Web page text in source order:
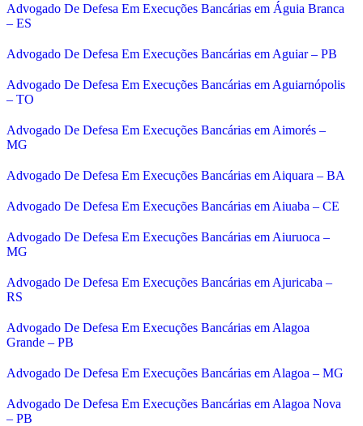
Advogado De Defesa Em Execuções Bancárias em Águia Branca
– ES
Advogado De Defesa Em Execuções Bancárias em Aguiar – PB
Advogado De Defesa Em Execuções Bancárias em Aguiarnópolis
– TO
Advogado De Defesa Em Execuções Bancárias em Aimorés –
MG
Advogado De Defesa Em Execuções Bancárias em Aiquara – BA
Advogado De Defesa Em Execuções Bancárias em Aiuaba – CE
Advogado De Defesa Em Execuções Bancárias em Aiuruoca –
MG
Advogado De Defesa Em Execuções Bancárias em Ajuricaba –
RS
Advogado De Defesa Em Execuções Bancárias em Alagoa
Grande – PB
Advogado De Defesa Em Execuções Bancárias em Alagoa – MG
Advogado De Defesa Em Execuções Bancárias em Alagoa Nova
– PB